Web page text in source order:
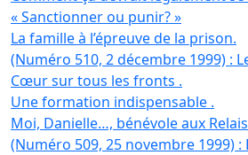
« Sanctionner ou punir? »
La famille à l’épreuve de la prison.
(Numéro 510, 2 décembre 1999) :
Cœur sur tous les fronts .
Une formation indispensable .
Moi, Danielle…, bénévole aux
(Numéro 509, 25 novembre 1999)